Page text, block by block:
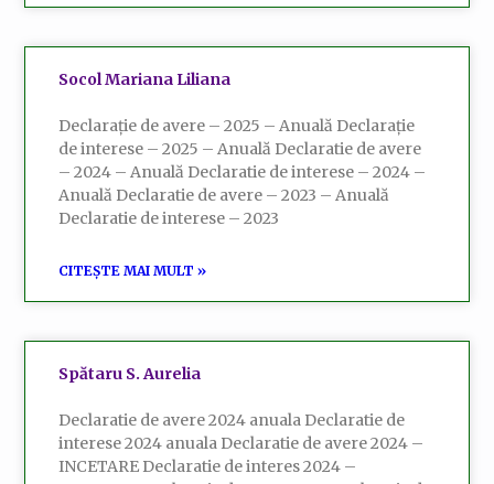
Socol Mariana Liliana
Declarație de avere – 2025 – Anuală Declarație
de interese – 2025 – Anuală Declaratie de avere
– 2024 – Anuală Declaratie de interese – 2024 –
Anuală Declaratie de avere – 2023 – Anuală
Declaratie de interese – 2023
CITEȘTE MAI MULT »
Spătaru S. Aurelia
Declaratie de avere 2024 anuala Declaratie de
interese 2024 anuala Declaratie de avere 2024 –
INCETARE Declaratie de interes 2024 –